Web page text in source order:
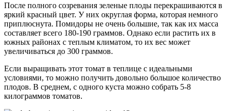
После полного созревания зеленые плоды перекрашиваются в
яркий красный цвет. У них округлая форма, которая немного
приплюснута. Помидоры не очень большие, так как их масса
составляет всего 180-190 граммов. Однако если растить их в
южных районах с теплым климатом, то их вес может
увеличиваться до 300 граммов.
Если выращивать этот томат в теплице с идеальными
условиями, то можно получить довольно большое количество
плодов. В среднем, с одного куста можно собрать 5-8
килограммов томатов.